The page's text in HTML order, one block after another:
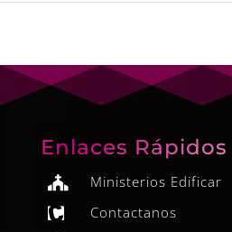
Enlaces Rápidos
 Ministerios Edificar
 Contactanos